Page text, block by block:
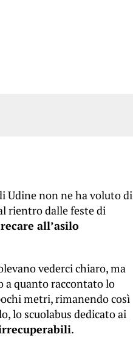
Udine non ne ha voluto di
rientro dalle feste di
all’asilo
vederci chiaro, ma
a quanto raccontato lo
metri, rimanendo così
lo scuolabus dedicato ai
.